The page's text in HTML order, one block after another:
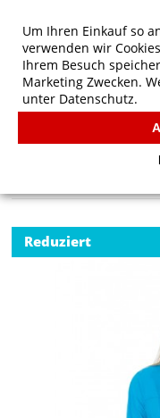
B&C
Reduziert
Um Ihren Einkauf so
verwenden wir
Ihrem Besuch
Marketing Zwecken.
unter Datenschutz.